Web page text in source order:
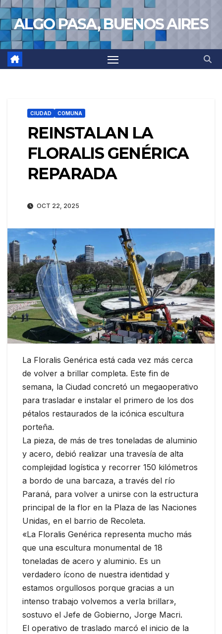
Saltar
al
contenido
ALGO PASA, BUENOS AIRES
CIUDAD COMUNA
REINSTALAN LA
FLORALIS GENÉRICA
REPARADA
OCT 22, 2025
La Floralis Genérica está cada vez más cerca
de volver a brillar completa. Este fin de
semana, la Ciudad concretó un megaoperativo
para trasladar e instalar el primero de los dos
pétalos restaurados de la icónica escultura
porteña.
La pieza, de más de tres toneladas de aluminio
y acero, debió realizar una travesía de alta
complejidad logística y recorrer 150 kilómetros
a bordo de una barcaza, a través del río
Paraná, para volver a unirse con la estructura
principal de la flor en la Plaza de las Naciones
Unidas, en el barrio de Recoleta.
«La Floralis Genérica representa mucho más
que una escultura monumental de 18
toneladas de acero y aluminio. Es un
verdadero ícono de nuestra identidad y
estamos orgullosos porque gracias a un
intenso trabajo volvemos a verla brillar»,
sostuvo el Jefe de Gobierno, Jorge Macri.
El operativo de traslado marcó el inicio de la